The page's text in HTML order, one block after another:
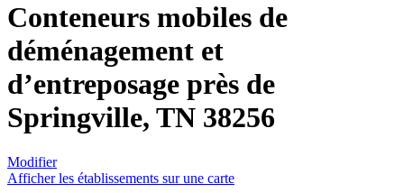
Conteneurs mobiles de
déménagement et
d’entreposage près de
Springville, TN 38256
Modifier
Afficher les établissements sur une carte